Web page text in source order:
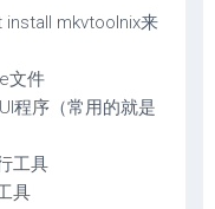
mkvtoolnix来
文件
程序（常用的就是
工具
具